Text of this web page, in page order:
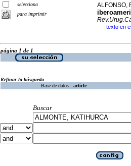
selecciona
para imprimir
ALFONSO,
· texto en
página 1 de 1
Refinar la búsqueda
Base de datos : article
Buscar